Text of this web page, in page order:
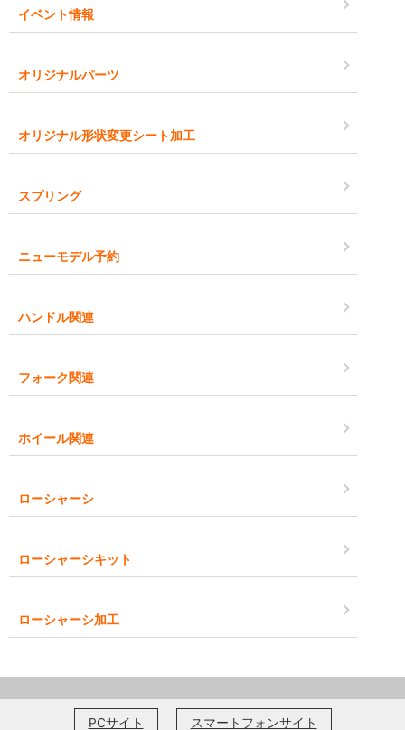
イベント情報
オリジナルパーツ
オリジナル形状変更シート加工
スプリング
ニューモデル予約
ハンドル関連
フォーク関連
ホイール関連
ローシャーシ
ローシャーシキット
ローシャーシ加工
PCサイト スマートフォンサイト